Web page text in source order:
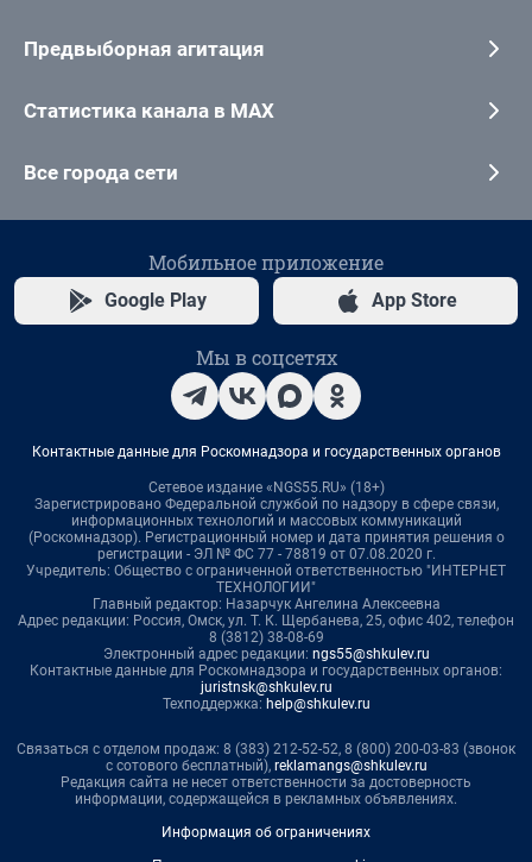
Предвыборная агитация
Статистика канала в MAX
Все города сети
Мобильное приложение
Google Play App Store
Мы в соцсетях
Контактные данные для Роскомнадзора и государственных органов
Сетевое издание «NGS55.RU» (18+)
Зарегистрировано Федеральной службой по надзору в сфере связи,
информационных технологий и массовых коммуникаций
(Роскомнадзор). Регистрационный номер и дата принятия решения о
регистрации - ЭЛ № ФС 77 - 78819 от 07.08.2020 г.
Учредитель: Общество с ограниченной ответственностью "ИНТЕРНЕТ
ТЕХНОЛОГИИ"
Главный редактор: Назарчук Ангелина Алексеевна
Адрес редакции: Россия, Омск, ул. Т. К. Щербанева, 25, офис 402, телефон
8 (3812) 38-08-69
Электронный адрес редакции: ngs55@shkulev.ru
Контактные данные для Роскомнадзора и государственных органов:
juristnsk@shkulev.ru
Техподдержка: help@shkulev.ru
Связаться с отделом продаж: 8 (383) 212-52-52, 8 (800) 200-03-83 (звонок
с сотового бесплатный), reklamangs@shkulev.ru
Редакция сайта не несет ответственности за достоверность
информации, содержащейся в рекламных объявлениях.
Информация об ограничениях